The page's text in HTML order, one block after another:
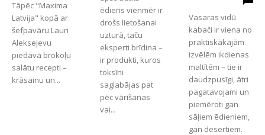
Tāpēc "Maxima
Latvija" kopā ar
šefpavāru Lauri
Aleksejevu
piedāvā brokoļu
salātu recepti –
krāsainu un...
ēdiens vienmēr ir
drošs lietošanai
uzturā, taču
eksperti brīdina –
ir produkti, kuros
toksīni
saglabājas pat
pēc vārīšanas
vai...
Vasaras vidū
kabači ir viena no
praktiskākajām
izvēlēm ikdienas
maltītēm – tie ir
daudzpusīgi, ātri
pagatavojami un
piemēroti gan
sāļiem ēdieniem,
gan desertiem.